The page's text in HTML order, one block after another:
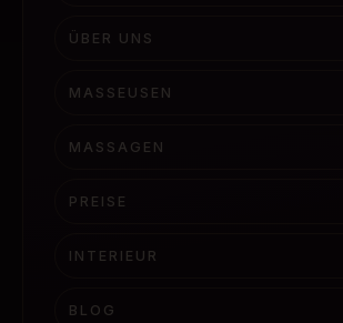
ÜBER UNS
MASSEUSEN
MASSAGEN
PREISE
INTERIEUR
BLOG